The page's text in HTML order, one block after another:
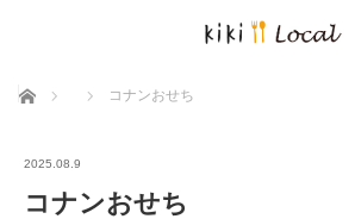
ホーム コナンおせち
2025.08.9
コナンおせち